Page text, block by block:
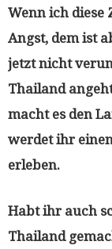
Wenn ich diese
Angst, dem ist
jetzt nicht
Thailand
macht es den
werdet ihr
erleben.
Habt ihr auch
Thailand